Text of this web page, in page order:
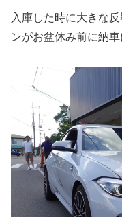
入庫した時に大きな
ンがお盆休み前に納車